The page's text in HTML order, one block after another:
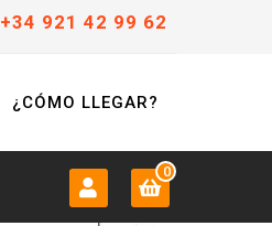
+34 921 42 99 62
¿CÓMO LLEGAR?
0